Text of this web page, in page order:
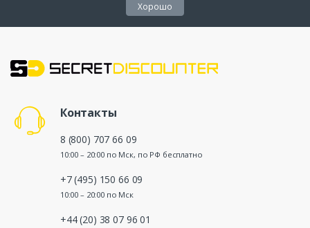
Хорошо
Контакты
8 (800) 707 66 09
10:00 – 20:00 по Мск, по РФ бесплатно
+7 (495) 150 66 09
10:00 – 20:00 по Мск
+44 (20) 38 07 96 01